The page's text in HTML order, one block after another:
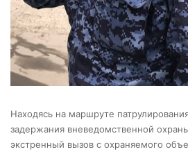
Находясь на маршруте
задержания вневедомственной
экстренный вызов с охраняемого